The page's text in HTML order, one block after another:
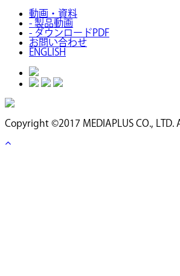
動画・資料
- 製品動画
- ダウンロードPDF
お問い合わせ
ENGLISH
Copyright ©2017 MEDIAPLUS CO., LTD.